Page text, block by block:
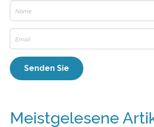
Meistgelesene